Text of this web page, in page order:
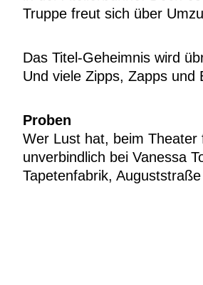
Truppe freut sich über
Das Titel-Geheimnis wird
Und viele Zipps, Zapps und
Proben
Wer Lust hat, beim Theater
unverbindlich bei Vanessa
Tapetenfabrik,